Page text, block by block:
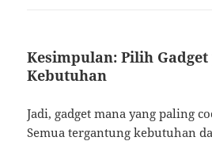
Kesimpulan: Pilih Gadget
Kebutuhan
Jadi, gadget mana yang paling
Semua tergantung kebutuhan